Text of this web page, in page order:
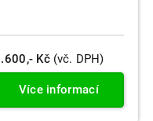
Kč (vč. DPH)
Více informací